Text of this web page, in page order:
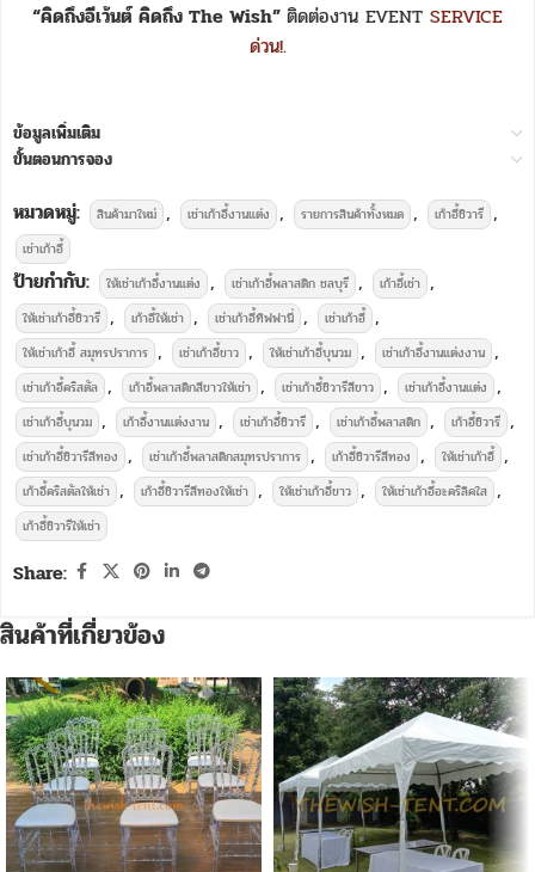
“คิดถึงอีเว้นต์ คิดถึง The Wish” ติดต่องาน EVENT SERVICE
ด่วน!.
ข้อมูลเพิ่มเติม
ขั้นตอนการจอง
หมวดหมู่: สินค้ามาใหม่ , เช่าเก้าอี้งานแต่ง , รายการสินค้าทั้งหมด , เก้าอี้ชิวารี ,
เช่าเก้าอี้
ป้ายกำกับ: ให้เช่าเก้าอี้งานแต่ง , เช่าเก้าอี้พลาสติก ชลบุรี , เก้าอี้เช่า ,
ให้เช่าเก้าอี้ชิวารี , เก้าอี้ให้เช่า , เช่าเก้าอี้ทิฟฟานี่ , เช่าเก้าอี้ ,
ให้เช่าเก้าอี้ สมุทรปราการ , เช่าเก้าอี้ขาว , ให้เช่าเก้าอี้บุนวม , เช่าเก้าอี้งานแต่งงาน ,
เช่าเก้าอี้คริสตัล , เก้าอี้พลาสติกสีขาวให้เช่า , เช่าเก้าอี้ชิวารีสีขาว , เช่าเก้าอี้งานแต่ง ,
เช่าเก้าอี้บุนวม , เก้าอี้งานแต่งงาน , เช่าเก้าอี้ชิวารี , เช่าเก้าอี้พลาสติก , เก้าอี้ชิวารี ,
เช่าเก้าอี้ชิวารีสีทอง , เช่าเก้าอี้พลาสติกสมุทรปราการ , เก้าอี้ชิวารีสีทอง , ให้เช่าเก้าอี้ ,
เก้าอี้คริสตัลให้เช่า , เก้าอี้ชิวารีสีทองให้เช่า , ให้เช่าเก้าอี้ขาว , ให้เช่าเก้าอี้อะคริลิคใส ,
เก้าอี้ชิวารีให้เช่า
Share:
สินค้าที่เกี่ยวข้อง